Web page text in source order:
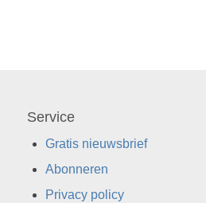
Service
Gratis nieuwsbrief
Abonneren
Privacy policy